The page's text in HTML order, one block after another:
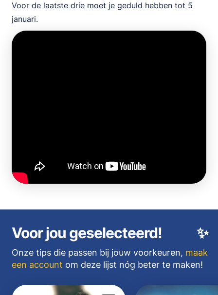
Voor de laatste drie moet je geduld hebben tot 5
januari.
✨
Voor jou geselecteerd!
Onze tips die passen bij jouw voorkeuren, maak
een account om deze lijst nóg beter te maken!